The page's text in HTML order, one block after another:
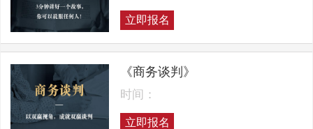
立即报名
《商务谈判》
时间：
立即报名